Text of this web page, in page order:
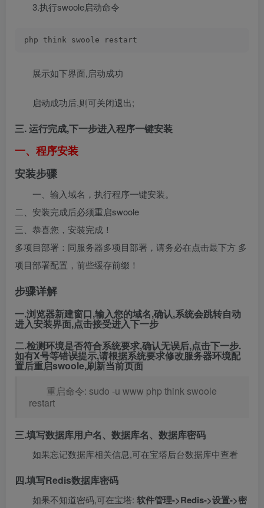
3.执行swoole启动命令
php think swoole restart
展示如下界面,启动成功
启动成功后,则可关闭退出;
三. 运行完成,下一步进入程序一键安装
一、程序安装
安装步骤
一、输入域名，执行程序一键安装。
二、安装完成后必须重启swoole
三、恭喜您，安装完成！
多项目部署：同服务器多项目部署，请务必在点击最下方 多
项目部署配置，前些缓存前缀！
步骤详解
一.浏览器新建窗口,输入您的域名,确认,系统会跳转自动
进入安装界面,点击接受进入下一步
二.检测环境是否符合系统要求,确认无误后,点击下一步.
如有X号等错误提示,请根据系统要求修改服务器环境配
置后重启swoole,刷新当前页面
重启命令: sudo -u www php think swoole
restart
三.填写数据库用户名、数据库名、数据库密码
如果忘记数据库相关信息,可在宝塔后台数据库中查看
四.填写Redis数据库密码
如果不知道密码,可在宝塔: 软件管理->Redis->设置->密